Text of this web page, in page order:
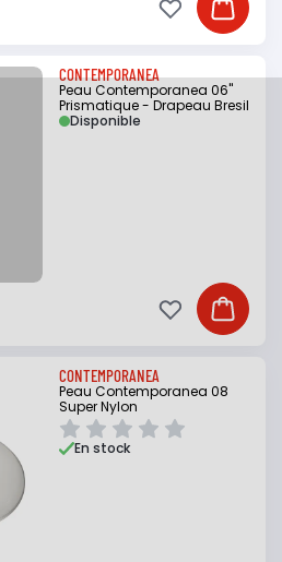
Ajouter
Ajouter à ma
CONTEMPORANEA
Peau Contemporanea 06"
Prismatique - Drapeau Bresil
Disponible
Ajouter
Ajouter à ma
CONTEMPORANEA
Peau Contemporanea 08
Super Nylon
En stock